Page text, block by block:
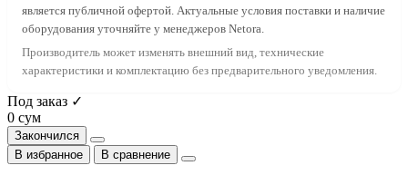
является публичной офертой. Актуальные условия поставки и наличие
оборудования уточняйте у менеджеров Netora.
Производитель может изменять внешний вид, технические
характеристики и комплектацию без предварительного уведомления.
Под заказ ✓
0 сум
Закончился
В избранное
В сравнение